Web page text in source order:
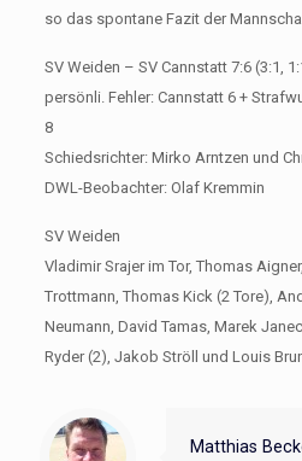
so das spontane Fazit der
SV Weiden – SV Cannstatt 7:6 (3:1,
persönli. Fehler: Cannstatt 6 +
8
Schiedsrichter: Mirko Arntzen und
DWL-Beobachter: Olaf Kremmin
SV Weiden
Vladimir Srajer im Tor, Thomas
Trottmann, Thomas Kick (2 Tore),
Neumann, David Tamas, Marek
Ryder (2), Jakob Ströll und Louis
Matthias